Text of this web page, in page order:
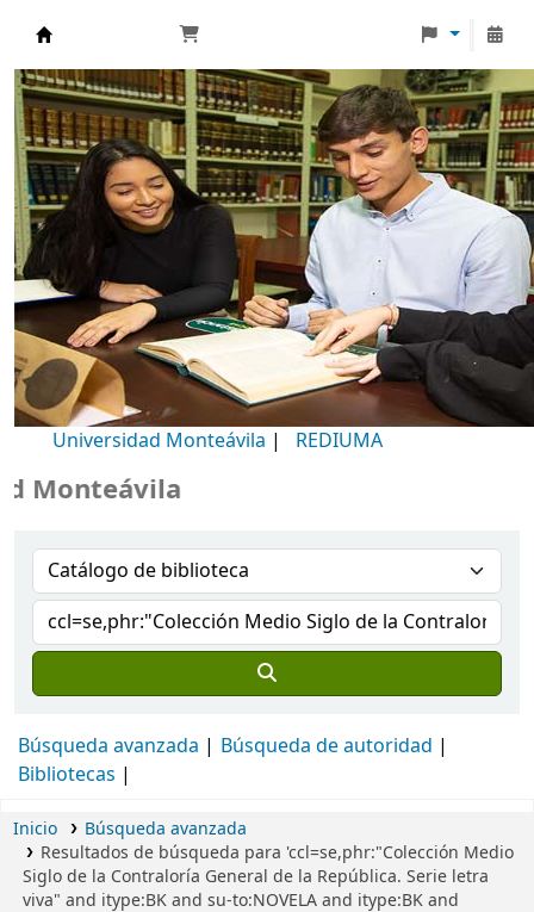
Biblioteca Universidad Monteávila
Universidad Monteávila | REDIUMA
Búsqueda avanzada
Búsqueda de autoridad
Bibliotecas
Inicio
Búsqueda avanzada
Resultados de búsqueda para 'ccl=se,phr:"Colección Medio
Siglo de la Contraloría General de la República. Serie letra
viva" and itype:BK and su-to:NOVELA and itype:BK and